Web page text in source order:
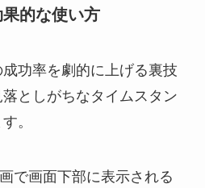
的な使い方
功率を劇的に上げる裏技
としがちなタイムスタン
。
で画面下部に表示される